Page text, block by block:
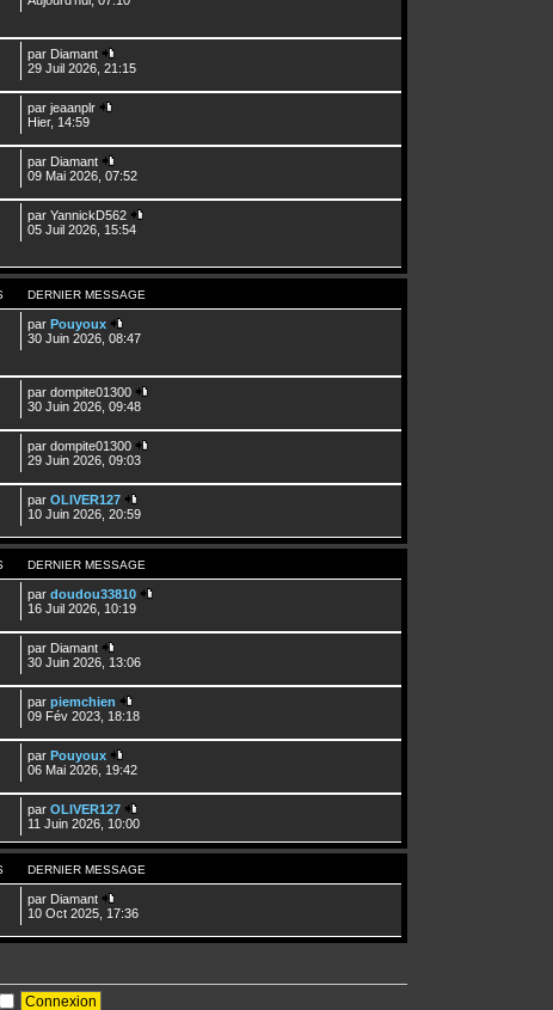
par Diamant
29 Juil 2026, 21:15
parjeaanplr
Hier, 14:59
par Diamant
09 Mai 2026, 07:52
parYannickD562
05 Juil 2026, 15:54
DERNIER MESSAGE
parPouyoux
30 Juin 2026, 08:47
pardompite01300
30 Juin 2026, 09:48
pardompite01300
29 Juin 2026, 09:03
parOLIVER127
10 Juin 2026, 20:59
DERNIER MESSAGE
pardoudou33810
16 Juil 2026, 10:19
par Diamant
30 Juin 2026, 13:06
parpiemchien
09 Fév 2023, 18:18
parPouyoux
06 Mai 2026, 19:42
parOLIVER127
11 Juin 2026, 10:00
DERNIER MESSAGE
par Diamant
10 Oct 2025, 17:36